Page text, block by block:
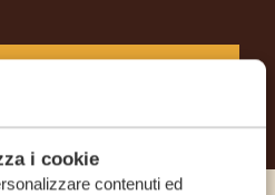
i cookie
contenuti ed